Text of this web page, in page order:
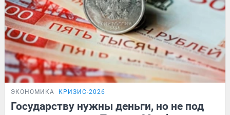
ЭКОНОМИКА КРИЗИС-2026
Государству нужны деньги, но не под